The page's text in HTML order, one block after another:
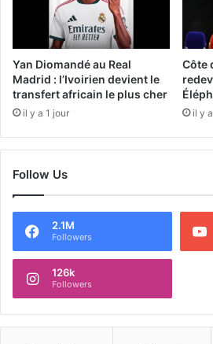
Yan Diomandé au Real
Madrid : l’Ivoirien devient le
transfert africain le plus cher
il y a 1 jour
Côte
il y
Follow Us
2.1M
Followers
126k
Followers